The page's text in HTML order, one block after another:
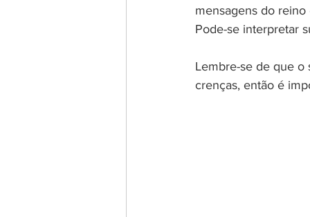
mensagens do reino
Pode-se interpretar
Lembre-se de que
crenças, então é